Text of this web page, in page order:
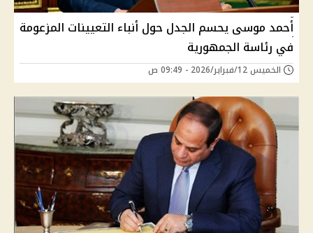
أحمد موسى يحسم الجدل حول أنباء التعيينات المزعومة
في رئاسة الجمهورية
الخميس 12/فبراير/2026 - 09:49 ص